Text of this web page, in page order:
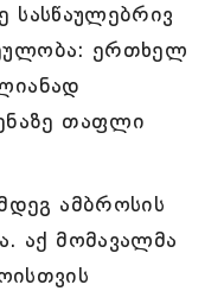
სასწაულებრივ
ერთხელ
თაფლი
ამბროსის
აქ მომავალმა